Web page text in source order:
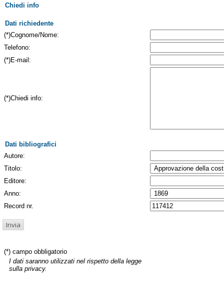
Chiedi info
Dati richiedente
(*)Cognome/Nome:
Telefono:
(*)E-mail:
(*)Chiedi info:
Dati bibliografici
Autore:
Titolo:
Editore:
Anno:
Record nr.
(*) campo obbligatorio
I dati saranno utilizzati nel rispetto della legge
sulla privacy.